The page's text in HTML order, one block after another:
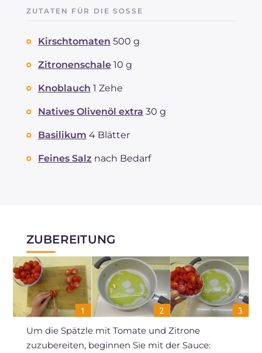
ZUTATEN FÜR DIE SOSSE
Kirschtomaten 500 g
Zitronenschale 10 g
Knoblauch 1 Zehe
Natives Olivenöl extra 30 g
Basilikum 4 Blätter
Feines Salz nach Bedarf
ZUBEREITUNG
Um die Spätzle mit Tomate und Zitrone
zuzubereiten, beginnen Sie mit der Sauce: